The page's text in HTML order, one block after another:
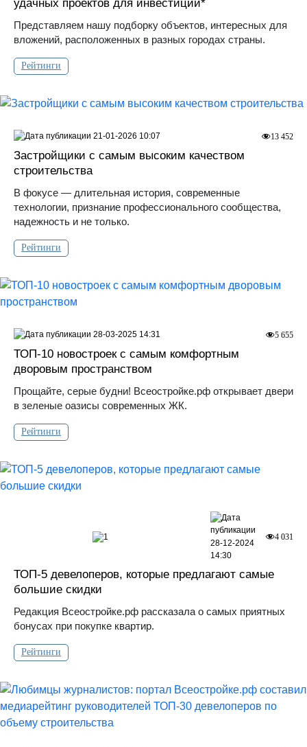
удачных проектов для инвестиций*
Представляем нашу подборку объектов, интересных для
вложений, расположенных в разных городах страны.
Рейтинги
Застройщики с самым высоким качеством
строительства
В фокусе — длительная история, современные
технологии, признание профессионального сообщества,
надежность и не только.
Рейтинги
13 452
21-01-2026 10:07
ТОП-10 новостроек с самым комфортным
дворовым пространством
Прощайте, серые будни! Всеостройке.рф открывает двери
в зеленые оазисы современных ЖК.
Рейтинги
5 655
28-03-2025 14:31
ТОП-5 девелоперов, которые предлагают самые
большие скидки
Редакция Всеостройке.рф рассказала о самых приятных
бонусах при покупке квартир.
Рейтинги
1 4 031
28-12-2024
14:30